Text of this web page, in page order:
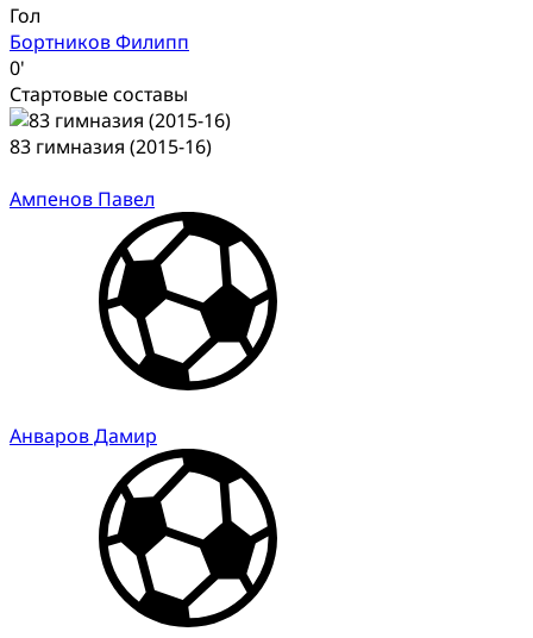
Гол
Бортников Филипп
0'
Стартовые составы
83 гимназия (2015-16)
Ампенов Павел
Анваров Дамир